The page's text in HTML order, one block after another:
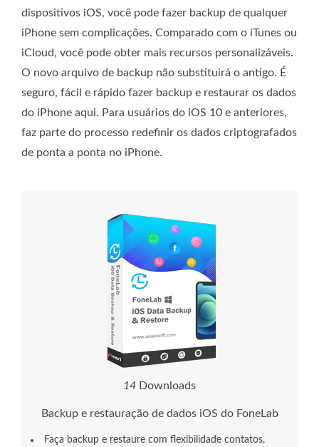
dispositivos iOS, você pode fazer backup de qualquer
iPhone sem complicações. Comparado com o iTunes ou
iCloud, você pode obter mais recursos personalizáveis.
O novo arquivo de backup não substituirá o antigo. É
seguro, fácil e rápido fazer backup e restaurar os dados
do iPhone aqui. Para usuários do iOS 10 e anteriores,
faz parte do processo redefinir os dados criptografados
de ponta a ponta no iPhone.
14 Downloads
Backup e restauração de dados iOS do FoneLab
Faça backup e restaure com flexibilidade contatos,